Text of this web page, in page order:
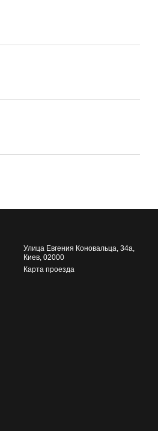
Улица Евгения Коновальца, 34а,
Киев, 02000
Карта проезда